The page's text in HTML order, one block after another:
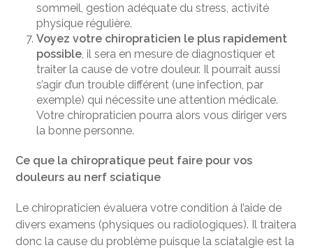
sommeil, gestion adéquate du stress, activité
physique régulière.
Voyez votre chiropraticien le plus rapidement
possible , il sera en mesure de diagnostiquer et
traiter la cause de votre douleur. Il pourrait aussi
s’agir d’un trouble différent (une infection, par
exemple) qui nécessite une attention médicale.
Votre chiropraticien pourra alors vous diriger vers
la bonne personne.
Ce que la chiropratique peut faire pour vos
douleurs au nerf sciatique
Le chiropraticien évaluera votre condition à l’aide de
divers examens (physiques ou radiologiques). Il traitera
donc la cause du problème puisque la sciatalgie est la